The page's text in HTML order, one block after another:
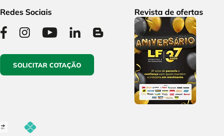
Redes Sociais
SOLICITAR COTAÇÃO
Revista de ofertas